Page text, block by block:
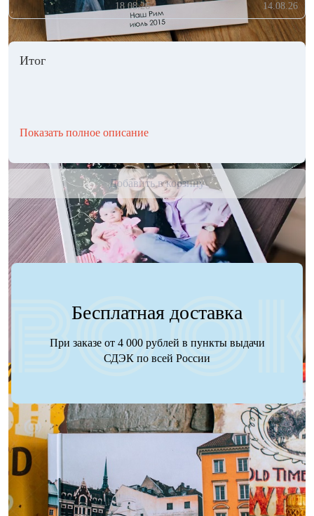
18.08.26 14.08.26
Итог
Показать полное описание
Добавить в корзину
Бесплатная доставка
При заказе от 4 000 рублей в пункты выдачи
СДЭК по всей России
Наше портфолио